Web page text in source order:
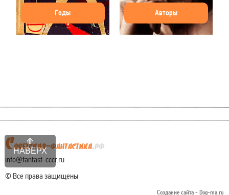
НАВЕРХ
Годы Авторы
info@fantast-cccr.ru
© Все права защищены
Создание сайта - Dog-ma.ru